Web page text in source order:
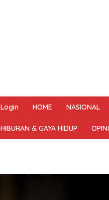
Login HOME NASIONAL
HIBURAN & GAYA HIDUP OPINI